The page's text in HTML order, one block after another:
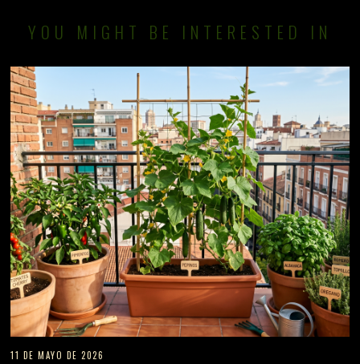
YOU MIGHT BE INTERESTED IN
11 DE MAYO DE 2026